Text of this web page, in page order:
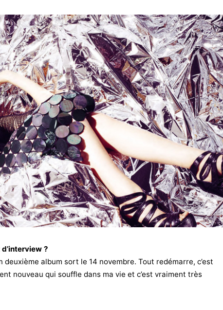
?
album sort le 14 novembre. Tout redémarre, c’est
nouveau qui souffle dans ma vie et c’est vraiment très